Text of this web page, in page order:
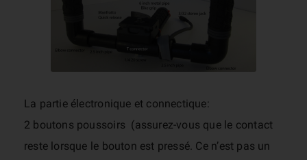
La partie électronique et connectique:
2 boutons poussoirs (assurez-vous que le contact
reste lorsque le bouton est pressé. Ce n’est pas un